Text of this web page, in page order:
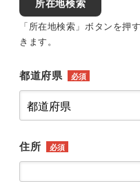
所在地検索
「所在地検索」ボタンを押
きます。
都道府県 必須
住所 必須